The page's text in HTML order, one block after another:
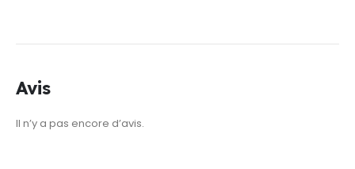
Avis
Il n’y a pas encore d’avis.